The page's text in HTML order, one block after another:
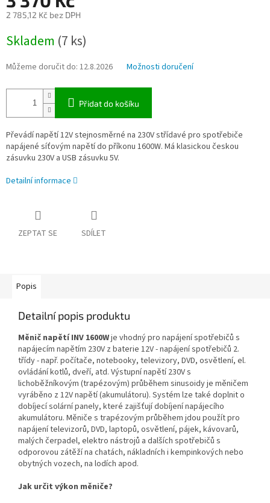
2 785,12 Kč bez DPH
cena:
Skladem (7 ks)
Můžeme doručit do: 12.8.2026 Možnosti doručení
Přidat do košíku
Převádí napětí 12V stejnosměrné na 230V střídavé pro spotřebiče
napájené síťovým napětí do příkonu 1600W. Má klasickou českou
zásuvku 230V a USB zásuvku 5V.
Detailní informace
ZEPTAT SE SDÍLET
Popis
Detailní popis produktu
Měnič napětí INV 1600Wje vhodný pro napájení spotřebičů s
napájecím napětím 230V z baterie 12V - napájení spotřebičů 2.
třídy - např. počítače, notebooky, televizory, DVD, osvětlení, el.
ovládání kotlů, dveří, atd. Výstupní napětí 230V s
lichoběžníkovým (trapézovým) průběhem sinusoidy je měničem
vyráběno z 12V napětí (akumulátoru). Systém lze také doplnit o
dobíjecí solární panely, které zajišťují dobíjení napájecího
akumulátoru. Měniče s trapézovým průběhem jdou použít pro
napájení televizorů, DVD, laptopů, osvětlení, pájek, kávovarů,
malých čerpadel, elektro nástrojů a dalších spotřebičů s
odporovou zátěží na chatách, nákladních i kempinkových nebo
obytných vozech, na lodích apod.
Jak určit výkon měniče?